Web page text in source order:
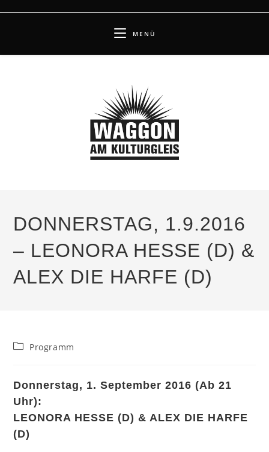
MENÜ
DONNERSTAG, 1.9.2016
– LEONORA HESSE (D) &
ALEX DIE HARFE (D)
Beitrags-
Programm
Donnerstag, 1. September 2016 (Ab 21
Uhr):
LEONORA HESSE (D) & ALEX DIE HARFE
(D)